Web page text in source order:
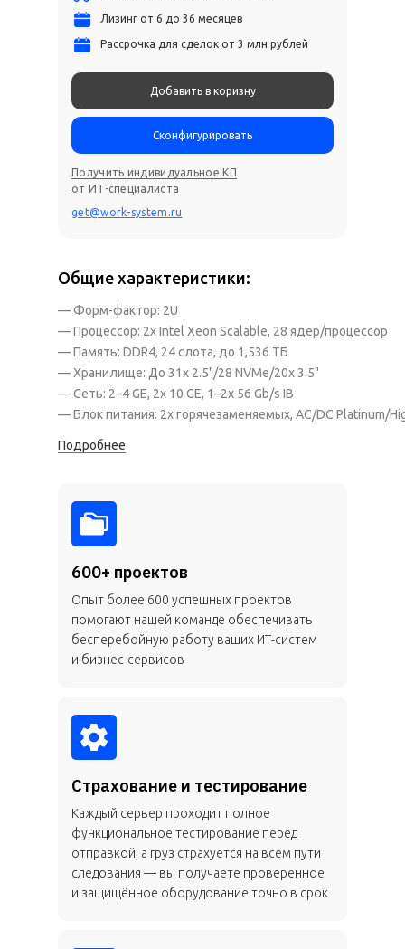
— Форм-фактор: 2U
— Процессор: 2x Intel Xeon Scalable, 28 ядер/процессор
— Память: DDR4, 24 слота, до 1,536 ТБ
— Хранилище: До 31x 2.5"/28 NVMe/20x 3.5"
— Сеть: 2–4 GE, 2x 10 GE, 1–2x 56 Gb/s IB
— Блок питания: 2x горячезаменяемых, AC/DC Platinum/
Подробнее
Общие характеристики:
Получить индивидуальное КП
от ИТ-специалиста
get@work-system.ru
Лизинг от 6 до 36 месяцев
Рассрочка для сделок от 3 млн рублей
Добавить в коризну
Сконфигурировать
600+ проектов
Опыт более 600 успешных проектов
помогают нашей команде обеспечивать
бесперебойную работу ваших ИТ-систем
и бизнес-сервисов
Страхование и тестирование
Каждый сервер проходит полное
функциональное тестирование перед
отправкой, а груз страхуется на всём пути
следования — вы получаете проверенное
и защищённое оборудование точно в срок